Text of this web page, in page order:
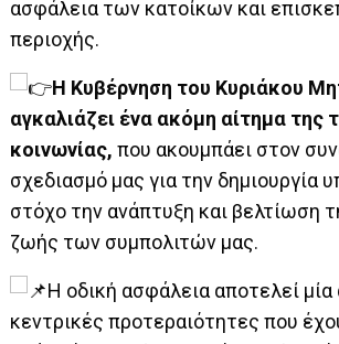
ασφάλεια των κατοίκων και
περιοχής.
Η Κυβέρνηση του Κυριάκου
αγκαλιάζει ένα ακόμη αίτημα της
κοινωνίας, που ακουμπάει στον
σχεδιασμό μας για την δημιουργία
στόχο την ανάπτυξη και βελτίωση
ζωής των συμπολιτών μας.
Η οδική ασφάλεια αποτελεί μία
κεντρικές προτεραιότητες που